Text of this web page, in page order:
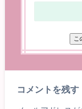
コメントを残す